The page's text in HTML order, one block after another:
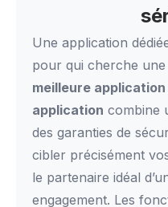
Une application
pour qui cherche
meilleure application
application combine
des garanties de
cibler précisément
le partenaire idéal
engagement. Les